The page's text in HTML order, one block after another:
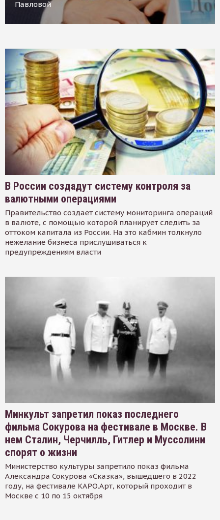
Павловой
В России создадут систему контроля за
валютными операциями
Правительство создает систему мониторинга операций
в валюте, с помощью которой планирует следить за
оттоком капитала из России. На это кабмин толкнуло
нежелание бизнеса прислушиваться к
предупреждениям власти
Минкульт запретил показ последнего
фильма Сокурова на фестивале в Москве. В
нем Сталин, Черчилль, Гитлер и Муссолини
спорят о жизни
Министерство культуры запретило показ фильма
Александра Сокурова «Сказка», вышедшего в 2022
году, на фестивале КАРО.Арт, который проходит в
Москве с 10 по 15 октября